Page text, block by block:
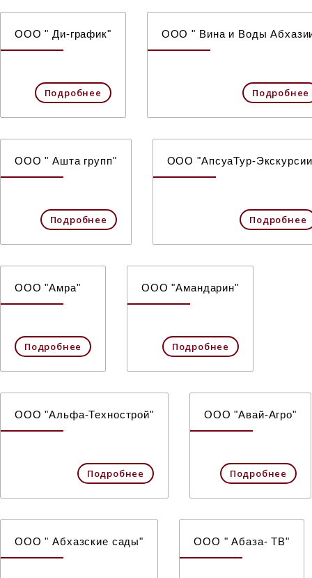
ООО " Ди-график"
Подробнее
ООО " Вина и Воды
Подробнее
ООО " Ашта групп"
Подробнее
ООО "АпсуаТур-
Подробнее
ООО "Амра"
Подробнее
ООО "Амандарин"
Подробнее
ООО "Альфа-Технострой"
Подробнее
ООО "Авай-Агро"
Подробнее
ООО " Абхазские сады" ООО " Абаза- ТВ"